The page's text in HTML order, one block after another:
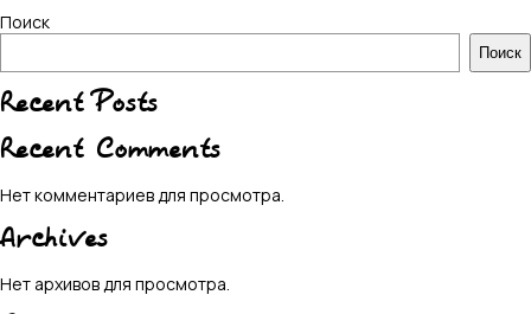
Поиск
Поиск
Recent Posts
Recent Comments
Нет комментариев для просмотра.
Archives
Нет архивов для просмотра.